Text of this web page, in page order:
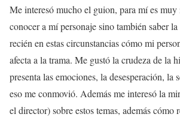
Me interesó mucho el guion, para mí es
conocer a mí personaje sino también saber
recién en estas circunstancias cómo mi
afecta a la trama. Me gustó la crudeza de la
presenta las emociones, la desesperación, la
eso me conmovió. Además me interesó la
el director) sobre estos temas, además cómo